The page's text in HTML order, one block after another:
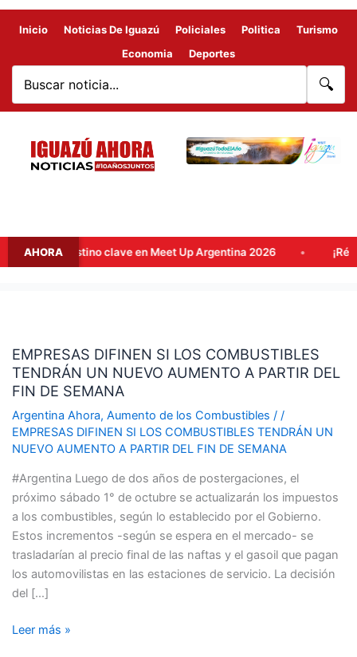
Inicio Noticias De Iguazú Policiales Politica
Turismo
Economia
Deportes
🔍
AHORA
destino clave en Meet Up Argentina 2026 ¡Récord
EMPRESAS DIFINEN SI LOS COMBUSTIBLES
TENDRÁN UN NUEVO AUMENTO A PARTIR DEL
FIN DE SEMANA
Argentina Ahora, Aumento de los Combustibles / /
EMPRESAS DIFINEN SI LOS COMBUSTIBLES TENDRÁN UN
NUEVO AUMENTO A PARTIR DEL FIN DE SEMANA
#Argentina Luego de dos años de postergaciones, el
próximo sábado 1° de octubre se actualizarán los impuestos
a los combustibles, según lo establecido por el Gobierno.
Estos incrementos -según se espera en el mercado- se
trasladarían al precio final de las naftas y el gasoil que pagan
los automovilistas en las estaciones de servicio. La decisión
del […]
SI
LOS
COMBUSTIBLES
TENDRÁN
UN
NUEVO
AUMENTO
PARTIR
DEL
DE
SEMANA
Leer más »